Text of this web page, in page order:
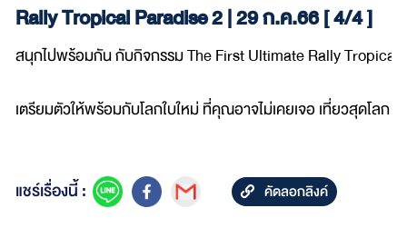
Rally Tropical Paradise 2 | 29 ก.ค.66 [ 4/4 ]
สนุกไปพร้อมกัน กับกิจกรรม The First Ultimate Rally
เตรียมตัวให้พร้อมกับโลกใบใหม่ ที่คุณอาจไม่เคยเจอ เที่ยวสุดโล
แชร์เรื่องนี้ : คัดลอกลิงค์